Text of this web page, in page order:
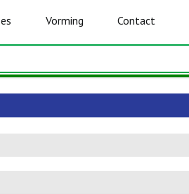
Vorming Contact